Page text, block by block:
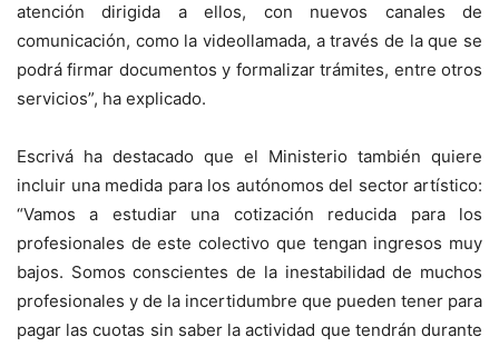
atención dirigida a ellos, con nuevos canales de
comunicación, como la videollamada, a través de la que se
podrá firmar documentos y formalizar trámites, entre otros
servicios”, ha explicado.
Escrivá ha destacado que el Ministerio también quiere
incluir una medida para los autónomos del sector artístico:
“Vamos a estudiar una cotización reducida para los
profesionales de este colectivo que tengan ingresos muy
bajos. Somos conscientes de la inestabilidad de muchos
profesionales y de la incertidumbre que pueden tener para
pagar las cuotas sin saber la actividad que tendrán durante